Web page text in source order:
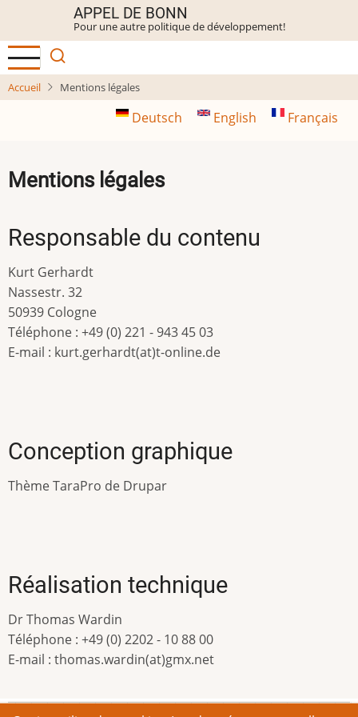
contenu
principal
APPEL DE BONN
Pour une autre politique de développement!
Accueil Mentions légales
Deutsch English Français
Mentions légales
Responsable du contenu
Kurt Gerhardt
Nassestr. 32
50939 Cologne
Téléphone : +49 (0) 221 - 943 45 03
E-mail : kurt.gerhardt(at)t-online.de
Conception graphique
Thème TaraPro de Drupar
Réalisation technique
Dr Thomas Wardin
Téléphone : +49 (0) 2202 - 10 88 00
E-mail : thomas.wardin(at)gmx.net